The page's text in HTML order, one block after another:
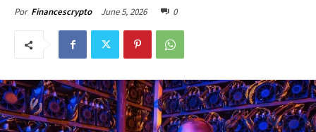
Por Financescrypto June 5, 2026 0